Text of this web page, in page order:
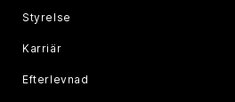
Styrelse
Karriär
Efterlevnad